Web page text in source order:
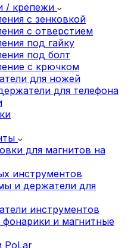
/ крепежи
с зенковкой
с отверстием
под гайку
под болт
с крючком
для ножей
для телефона
для магнитов на
инструментов
и держатели для
инструментов
фонарики и магнитные
PoLar